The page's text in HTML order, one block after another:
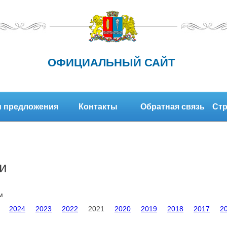
ОФИЦИАЛЬНЫЙ САЙТ
Контакты Обратная связь
2024
2023 2022 2021 2020 2019 2018 2017